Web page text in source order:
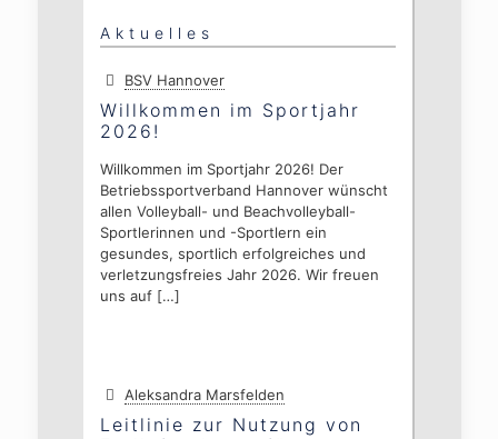
Aktuelles
BSV Hannover
Willkommen im Sportjahr
2026!
Willkommen im Sportjahr 2026! Der
Betriebssportverband Hannover wünscht
allen Volleyball- und Beachvolleyball-
Sportlerinnen und -Sportlern ein
gesundes, sportlich erfolgreiches und
verletzungsfreies Jahr 2026. Wir freuen
uns auf[…]
Aleksandra Marsfelden
Leitlinie zur Nutzung von